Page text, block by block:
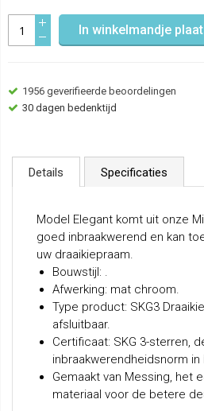
In winkelmandje
1956 geverifieerde beoordelingen
30 dagen bedenktijd
Details Specificaties
Model Elegant komt uit onze
goed inbraakwerend en kan
uw draaikiepraam.
Bouwstijl: .
Afwerking: mat chroom.
Type product: SKG3
afsluitbaar.
Certificaat: SKG 3-sterren,
inbraakwerendheidsnorm in
Gemaakt van Messing, het
materiaal voor de betere